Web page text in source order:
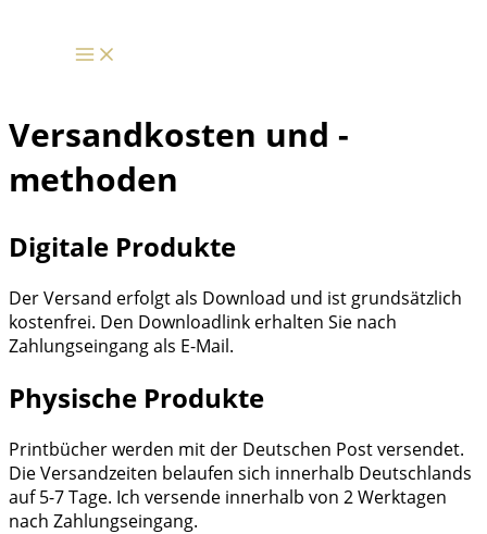
springen
Versandkosten und -
methoden
Digitale Produkte
Der Versand erfolgt als Download und ist grundsätzlich
kostenfrei. Den Downloadlink erhalten Sie nach
Zahlungseingang als E-Mail.
Physische Produkte
Printbücher werden mit der Deutschen Post versendet.
Die Versandzeiten belaufen sich innerhalb Deutschlands
auf 5-7 Tage. Ich versende innerhalb von 2 Werktagen
nach Zahlungseingang.